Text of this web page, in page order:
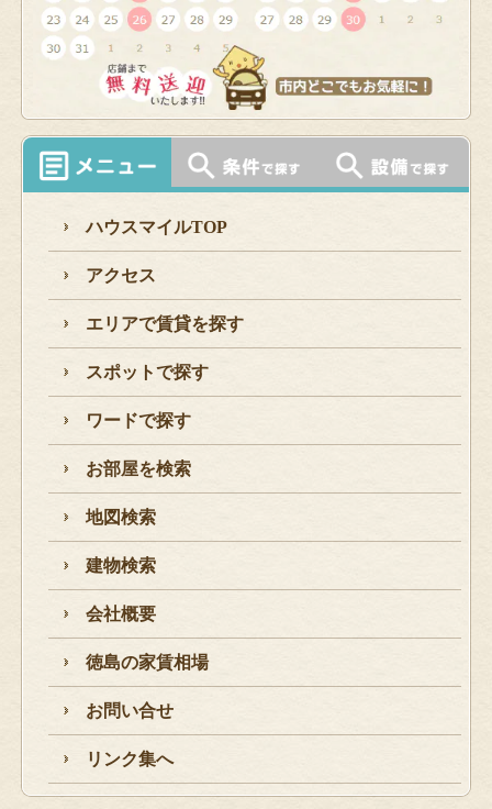
ハウスマイルTOP
アクセス
エリアで賃貸を探す
スポットで探す
ワードで探す
お部屋を検索
地図検索
建物検索
会社概要
徳島の家賃相場
お問い合せ
リンク集へ